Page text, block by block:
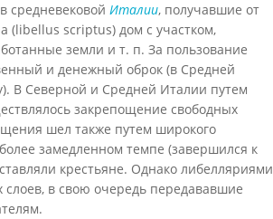
средневековой Италии, получавшие от
(libellus scriptus) дом с участком,
земли и т. п. За пользование
и денежный оброк (в Средней
В Северной и Средней Италии путем
закрепощение свободных
шел также путем широкого
замедленном темпе (завершился к
крестьяне. Однако либелляриями
слоев, в свою очередь передававшие